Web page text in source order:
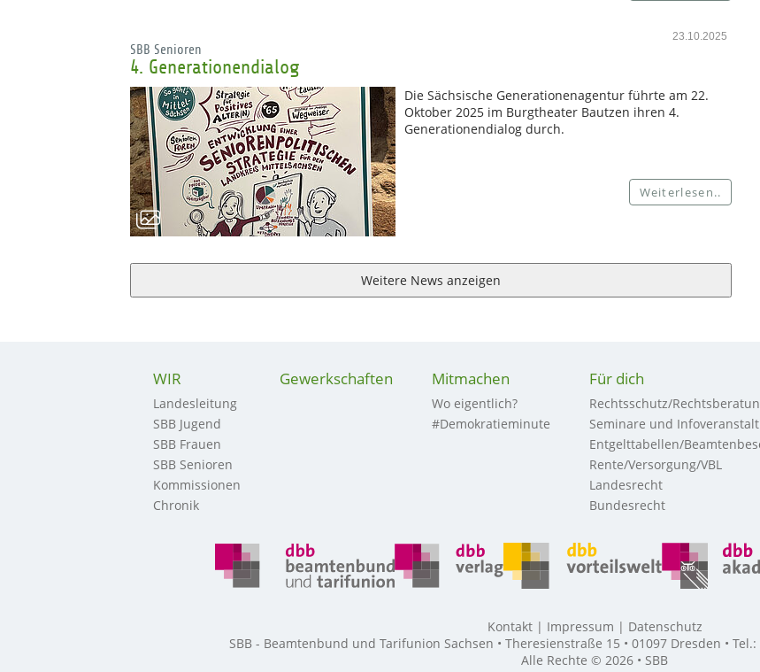
23.10.2025
SBB Senioren
4. Generationendialog
Die Sächsische Generationenagentur führte am 22.
Oktober 2025 im Burgtheater Bautzen ihren 4.
Generationendialog durch.
Weiterlesen..
Weitere News anzeigen
WIR
Landesleitung
SBB Jugend
SBB Frauen
SBB Senioren
Kommissionen
Chronik
Gewerkschaften Mitmachen
Wo eigentlich?
#Demokratieminute
Für dich
Rechtsschutz/
Seminare und
Entgelttabellen/
Rente/Versorgung/VBL
Landesrecht
Bundesrecht
Kontakt Impressum
Datenschutz
SBB - Beamtenbund und Tarifunion Sachsen • Theresienstraße 15 • 01097 Dresden • Tel.:
Alle Rechte © 2026 • SBB